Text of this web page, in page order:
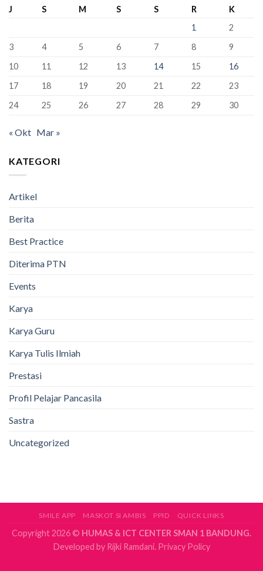
Baru
Kelas
Bandung
Lulus
100%
J S M S S R
K
1
2
3
4 5 6 7 8
9
10
11 12 13 14 15
16
17
18 19 20 21 22
23
24
25 26 27 28 29 30
« Okt Mar »
KATEGORI
Artikel
Berita
Best Practice
Diterima PTN
Events
Karya
Karya Guru
Karya Tulis Ilmiah
Prestasi
Profil Pelajar Pancasila
Sastra
Uncategorized
SMILE APP MASKOT SI AMBIS PPID QUICK LINKS
Copyright 2026 © HUMAS & ICT CENTER SMAN 1 BANDUNG.
Developed byRijki Ramdani.Privacy Policy